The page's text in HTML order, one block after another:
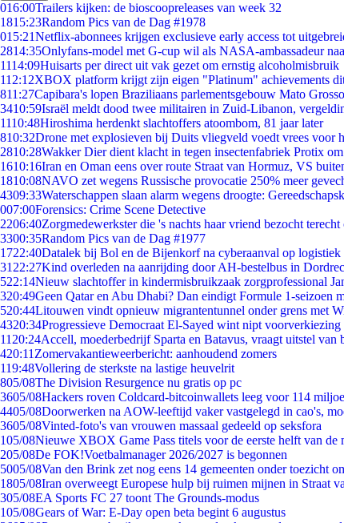
016:00Trailers kijken: de bioscoopreleases van week 32
1815:23Random Pics van de Dag #1978
015:21Netflix-abonnees krijgen exclusieve early access tot
2814:35Onlyfans-model met G-cup wil als NASA-ambassadeur
1114:09Huisarts per direct uit vak gezet om ernstig alcoholmisbruik
112:12XBOX platform krijgt zijn eigen "Platinum" achievements
811:27Capibara's lopen Braziliaans parlementsgebouw Mato
3410:59Israël meldt dood twee militairen in Zuid-Libanon,
1110:48Hiroshima herdenkt slachtoffers atoombom, 81 jaar later
810:32Drone met explosieven bij Duits vliegveld voedt vrees voor
2810:28Wakker Dier dient klacht in tegen insectenfabriek Protix
1610:16Iran en Oman eens over route Straat van Hormuz, VS
1810:08NAVO zet wegens Russische provocatie 250% meer
4309:33Waterschappen slaan alarm wegens droogte:
007:00Forensics: Crime Scene Detective
2206:40Zorgmedewerkster die 's nachts haar vriend bezocht terecht
3300:35Random Pics van de Dag #1977
1722:40Datalek bij Bol en de Bijenkorf na cyberaanval op logistiek
31 22:27Kind overleden na aanrijding door AH-bestelbus in
522:14Nieuw slachtoffer in kindermisbruikzaak zorgprofessional
320:49Geen Qatar en Abu Dhabi? Dan eindigt Formule 1-seizoen
520:44Litouwen vindt opnieuw migrantentunnel onder grens met
4320:34Progressieve Democraat El-Sayed wint nipt
11 20:24Accell, moederbedrijf Sparta en Batavus, vraagt uitstel van
420:11 Zomervakantieweerbericht: aanhoudend zomers
119:48Vollering de sterkste na lastige heuvelrit
805/08The Division Resurgence nu gratis op pc
3605/08Hackers roven Coldcard-bitcoinwallets leeg voor 114
4405/08Doorwerken na AOW-leeftijd vaker vastgelegd in cao's,
3605/08Vinted-foto's van vrouwen massaal gedeeld op seksfora
105/08Nieuwe XBOX Game Pass titels voor de eerste helft van de
205/08De FOK!Voetbalmanager 2026/2027 is begonnen
5005/08Van den Brink zet nog eens 14 gemeenten onder toezicht
1805/08Iran overweegt Europese hulp bij ruimen mijnen in Straat
305/08EA Sports FC 27 toont The Grounds-modus
105/08Gears of War: E-Day open beta begint 6 augustus